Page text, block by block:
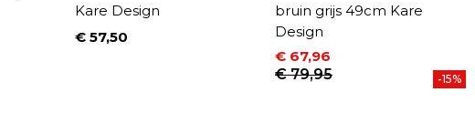
Kare Design
Prijs
€ 57,50
bruin grijs 49cm Kare
Design
Prijs
€ 67,96
Normale prijs
€ 79,95 -15%